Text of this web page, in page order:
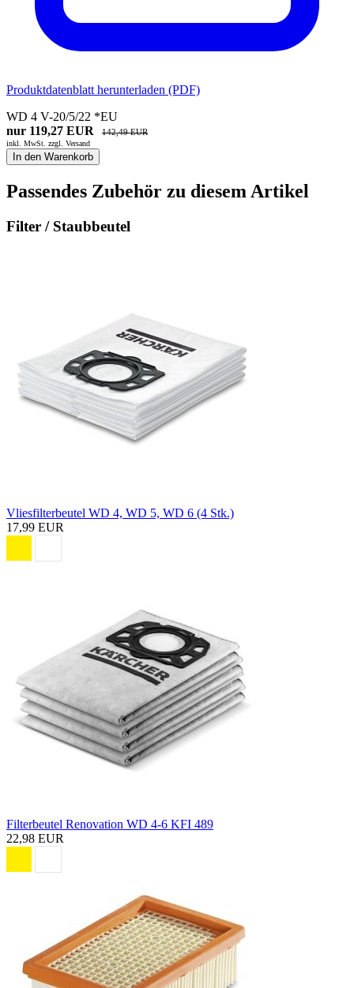
Produktdatenblatt herunterladen (PDF)
WD 4 V-20/5/22 *EU
nur 119,27 EUR
142,49 EUR
inkl. MwSt. zzgl. Versand
In den Warenkorb
Passendes Zubehör zu diesem Artikel
Filter / Staubbeutel
Vliesfilterbeutel WD 4, WD 5, WD 6 (4 Stk.)
17,99 EUR
Filterbeutel Renovation WD 4-6 KFI 489
22,98 EUR